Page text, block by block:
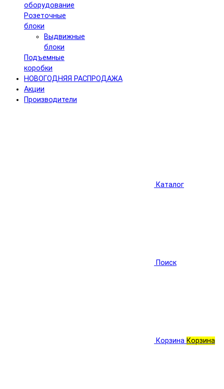
оборудование
Розеточные
блоки
Выдвижные
блоки
Подъемные
коробки
НОВОГОДНЯЯ РАСПРОДАЖА
Акции
Производители
Каталог
Поиск
Корзина Корзина